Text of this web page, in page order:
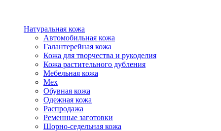
Натуральная кожа
Автомобильная кожа
Галантерейная кожа
Кожа для творчества и рукоделия
Кожа растительного дубления
Мебельная кожа
Мех
Обувная кожа
Одежная кожа
Распродажа
Ременные заготовки
Шорно-седельная кожа